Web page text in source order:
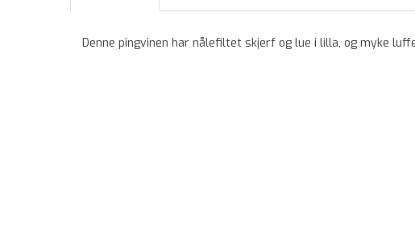
Denne pingvinen har nålefiltet skjerf og lue i lilla, og myke